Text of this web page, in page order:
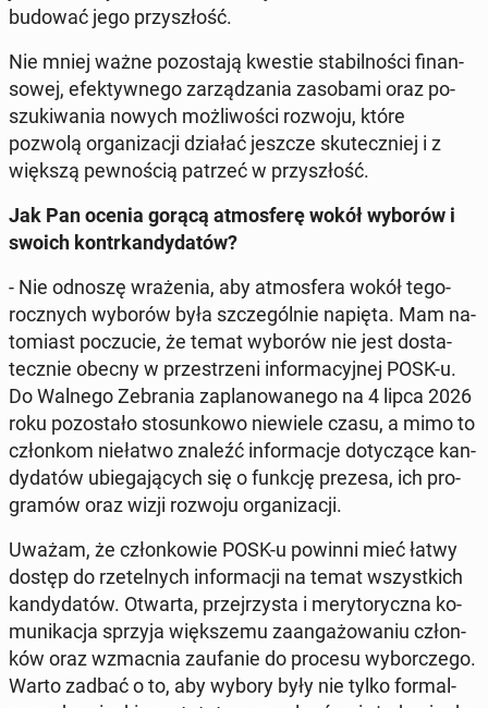
budować jego przy­szłość.
Nie mniej ważne po­zo­sta­ją kwestie sta­bil­no­ści fi­nan­
so­wej, efek­tyw­ne­go za­rzą­dza­nia za­so­ba­mi oraz po­
szu­ki­wa­nia nowych moż­li­wo­ści rozwoju, które
pozwolą or­ga­ni­za­cji działać jeszcze sku­tecz­niej i z
większą pew­no­ścią patrzeć w przy­szłość.
Jak Pan ocenia gorącą at­mos­fe­rę wokół wyborów i
swoich kontr­kan­dy­da­tów?
- Nie odnoszę wra­że­nia, aby at­mos­fe­ra wokół te­go­
rocz­nych wyborów była szcze­gól­nie napięta. Mam na­
to­miast po­czu­cie, że temat wyborów nie jest do­sta­
tecz­nie obecny w prze­strze­ni in­for­ma­cyj­nej POSK-u.
Do Walnego Ze­bra­nia za­pla­no­wa­ne­go na 4 lipca 2026
roku po­zo­sta­ło sto­sun­ko­wo nie­wie­le czasu, a mimo to
człon­kom nie­ła­two znaleźć in­for­ma­cje do­ty­czą­ce kan­
dy­da­tów ubie­ga­ją­cych się o funkcję prezesa, ich pro­
gra­mów oraz wizji rozwoju or­ga­ni­za­cji.
Uważam, że człon­ko­wie POSK-u powinni mieć łatwy
dostęp do rze­tel­nych in­for­ma­cji na temat wszyst­kich
kan­dy­da­tów. Otwarta, przej­rzy­sta i me­ry­to­rycz­na ko­
mu­ni­ka­cja sprzyja więk­sze­mu za­an­ga­żo­wa­niu człon­
ków oraz wzmac­nia za­ufa­nie do procesu wy­bor­cze­go.
Warto zadbać o to, aby wybory były nie tylko for­mal­